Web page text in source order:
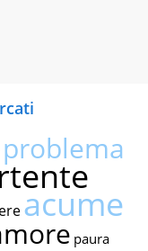
problema
acume
paura